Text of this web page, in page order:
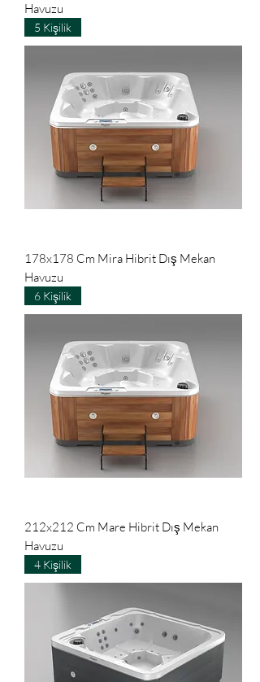
Havuzu
5 Kişilik
178x178 Cm Mira Hibrit Dış Mekan
Havuzu
6 Kişilik
212x212 Cm Mare Hibrit Dış Mekan
Havuzu
4 Kişilik